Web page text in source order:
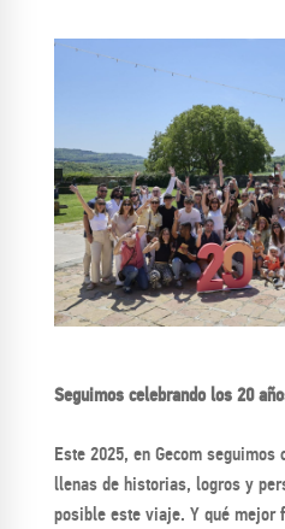
Seguimos celebrando los 20
Este 2025, en Gecom seguimos
llenas de historias, logros y
posible este viaje. Y qué mejor